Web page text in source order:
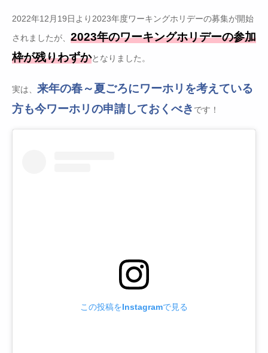
2022年12月19日より2023年度ワーキングホリデーの募集が開始
されましたが、 2023年のワーキングホリデーの参加
枠が残りわずかとなりました。
実は、 来年の春～夏ごろにワーホリを考えている
方も今ワーホリの申請しておくべき です！
この投稿をInstagramで見る